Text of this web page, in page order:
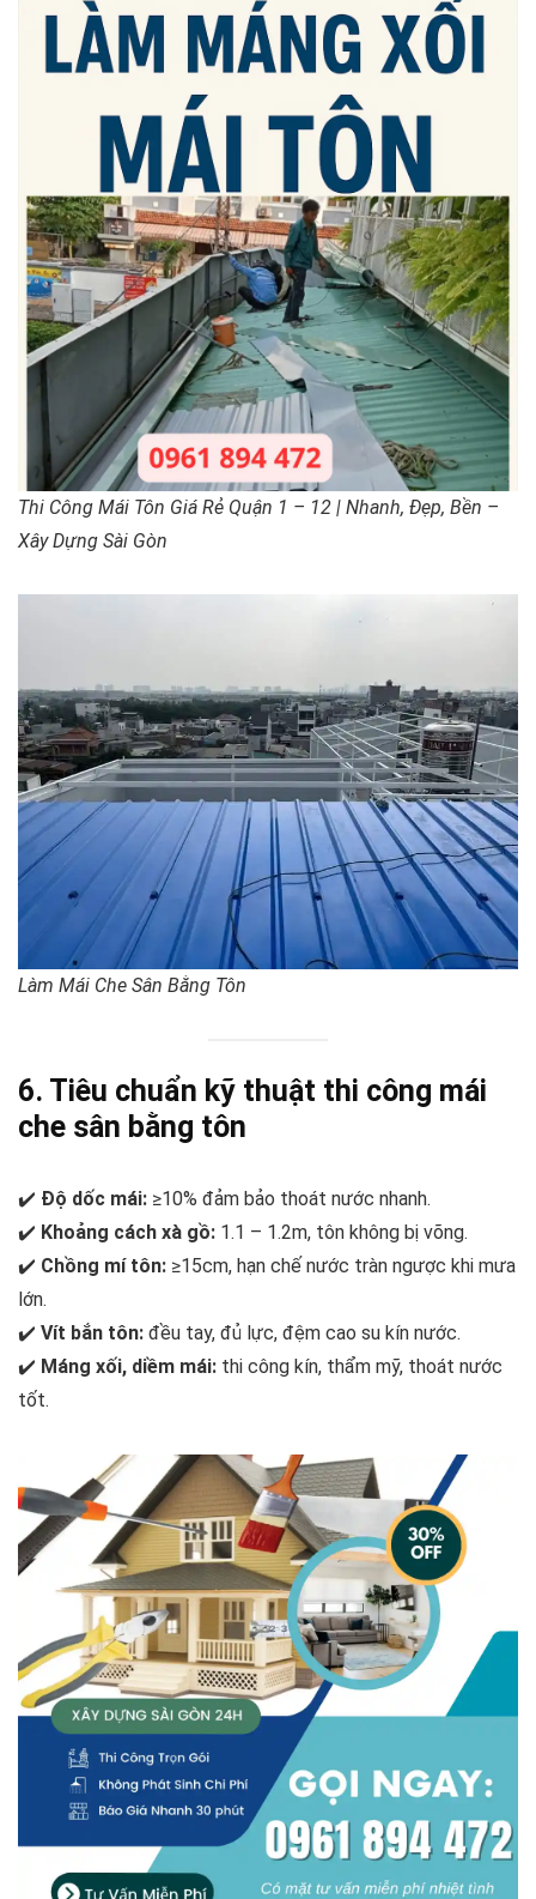
Thi Công Mái Tôn Giá Rẻ Quận 1 – 12 | Nhanh, Đẹp, Bền –
Xây Dựng Sài Gòn
Làm Mái Che Sân Bằng Tôn
6. Tiêu chuẩn kỹ thuật thi công mái
che sân bằng tôn
✔️ Độ dốc mái: ≥10% đảm bảo thoát nước nhanh.
✔️ Khoảng cách xà gồ: 1.1 – 1.2m, tôn không bị võng.
✔️ Chồng mí tôn: ≥15cm, hạn chế nước tràn ngược khi mưa
lớn.
✔️ Vít bắn tôn: đều tay, đủ lực, đệm cao su kín nước.
✔️ Máng xối, diềm mái: thi công kín, thẩm mỹ, thoát nước
tốt.